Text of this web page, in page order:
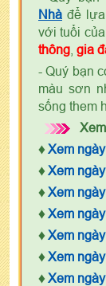
Nhà để
với tuổi
thông gia
- Quý bạn
màu sơn
sống them
♦ Xem
♦ Xem
♦ Xem
♦ Xem
♦ Xem
♦ Xem
♦ Xem